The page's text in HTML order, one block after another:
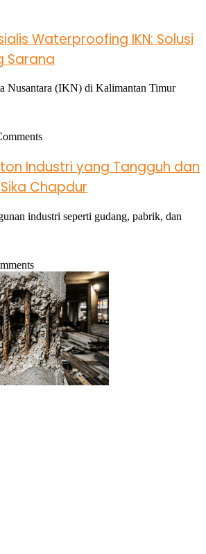
Waterproofing IKN: Solusi
Sarana
Nusantara (IKN) di Kalimantan Timur
Industri yang Tangguh dan
Chapdur
industri seperti gudang, pabrik, dan